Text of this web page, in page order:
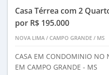
Casa Térrea com 2
por R$ 195.000
NOVA LIMA / CAMPO GRANDE / MS
CASA EM CONDOMINIO NO
EM CAMPO GRANDE - MS